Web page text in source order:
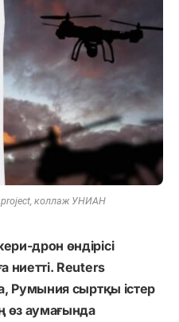
project, коллаж УНИАН
дрон өндірісі
ниетті. Reuters
Румыния сыртқы істер
өз аумағында